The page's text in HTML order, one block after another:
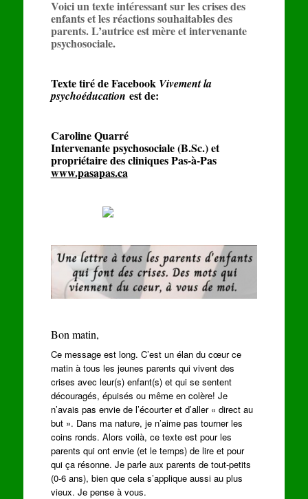
Voici un texte intéressant sur les crises des
enfants et les réactions souhaitables des
parents. L’autrice est mère et intervenante
psychosociale.
Texte tiré de Facebook Vivement la
psychoéducation est de:
Caroline Quarré
Intervenante psychosociale (B.Sc.) et
propriétaire des cliniques Pas-à-Pas
www.pasapas.ca
Bon matin,
Ce message est long. C’est un élan du cœur ce
matin à tous les jeunes parents qui vivent des
crises avec leur(s) enfant(s) et qui se sentent
découragés, épuisés ou même en colère! Je
n’avais pas envie de l’écourter et d’aller « direct au
but ». Dans ma nature, je n’aime pas tourner les
coins ronds. Alors voilà, ce texte est pour les
parents qui ont envie (et le temps) de lire et pour
qui ça résonne. Je parle aux parents de tout-petits
(0-6 ans), bien que cela s’applique aussi au plus
vieux. Je pense à vous.